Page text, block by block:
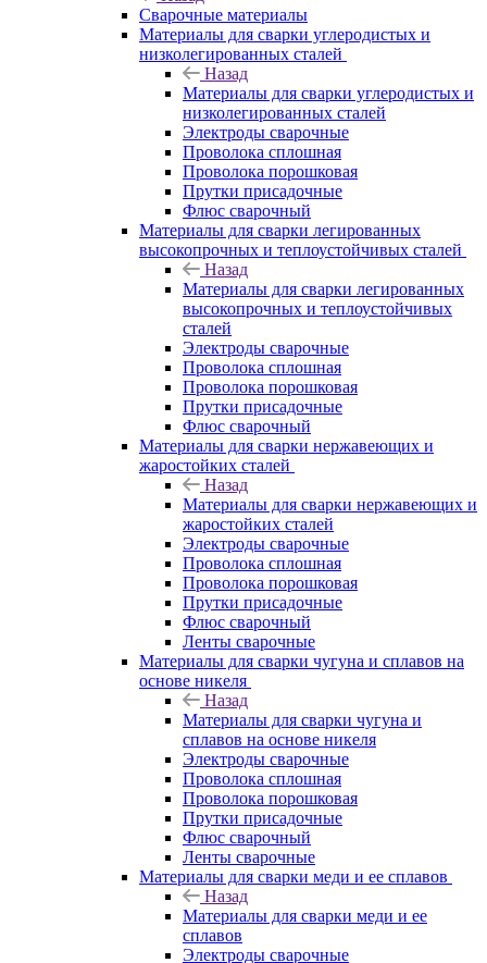
Сварочные материалы
Материалы для сварки углеродистых и
низколегированных сталей
Назад
Материалы для сварки углеродистых и
низколегированных сталей
Электроды сварочные
Проволока сплошная
Проволока порошковая
Прутки присадочные
Флюс сварочный
Материалы для сварки легированных
высокопрочных и теплоустойчивых сталей
Назад
Материалы для сварки легированных
высокопрочных и теплоустойчивых
сталей
Электроды сварочные
Проволока сплошная
Проволока порошковая
Прутки присадочные
Флюс сварочный
Материалы для сварки нержавеющих и
жаростойких сталей
Назад
Материалы для сварки нержавеющих и
жаростойких сталей
Электроды сварочные
Проволока сплошная
Проволока порошковая
Прутки присадочные
Флюс сварочный
Ленты сварочные
Материалы для сварки чугуна и сплавов на
основе никеля
Назад
Материалы для сварки чугуна и
сплавов на основе никеля
Электроды сварочные
Проволока сплошная
Проволока порошковая
Прутки присадочные
Флюс сварочный
Ленты сварочные
Материалы для сварки меди и ее сплавов
Назад
Материалы для сварки меди и ее
сплавов
Электроды сварочные